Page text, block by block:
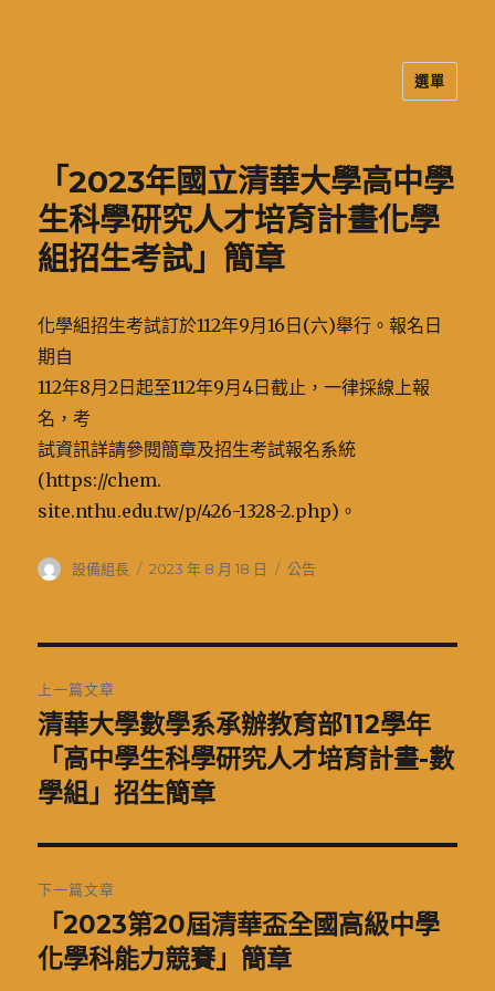
選單
「2023年國立清華大學高中學
生科學研究人才培育計畫化學
組招生考試」簡章
化學組招生考試訂於112年9月16日(六)舉行。報名日
期自
112年8月2日起至112年9月4日截止，一律採線上報
名，考
試資訊詳請參閱簡章及招生考試報名系統
(https://chem.
site.nthu.edu.tw/p/426-1328-2.php)。
作
設備組長
發
2023 年 8 月 18 日
分
公告
章
導
覽
上一篇文章
上
篇
章:
清華大學數學系承辦教育部112學年
「高中學生科學研究人才培育計畫-數
學組」招生簡章
下一篇文章
下
一
「2023第20屆清華盃全國高級中學
化學科能力競賽」簡章